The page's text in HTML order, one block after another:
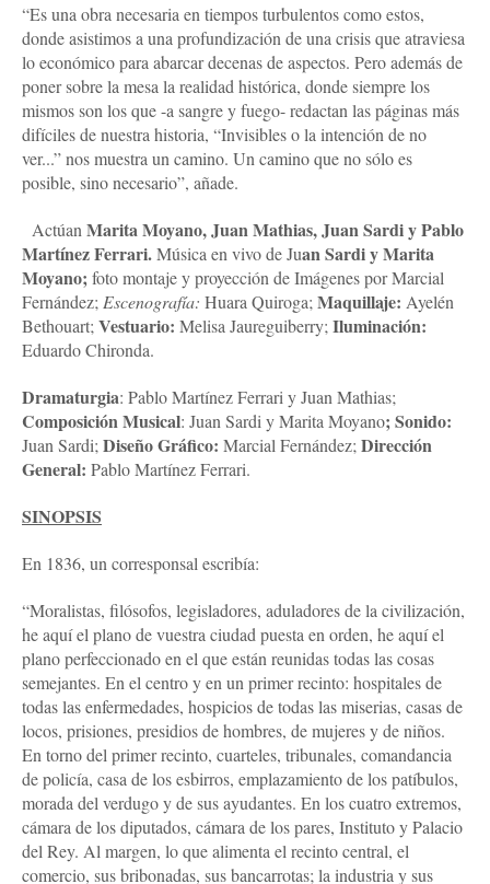
“Es una obra necesaria en tiempos turbulentos como estos,
donde asistimos a una profundización de una crisis que atraviesa
lo económico para abarcar decenas de aspectos. Pero además de
poner sobre la mesa la realidad histórica, donde siempre los
mismos son los que -a sangre y fuego- redactan las páginas más
difíciles de nuestra historia, “Invisibles o la intención de no
ver...” nos muestra un camino. Un camino que no sólo es
posible, sino necesario”, añade.
Actúan Marita Moyano, Juan Mathias, Juan Sardi y Pablo
Martínez Ferrari.Música en vivo de Juan Sardi y Marita
Moyano;foto montaje y proyección de Imágenes por Marcial
Fernández; Escenografía: Huara Quiroga; Maquillaje: Ayelén
Bethouart; Vestuario: Melisa Jaureguiberry; Iluminación:
Eduardo Chironda.
Dramaturgia: Pablo Martínez Ferrari y Juan Mathias;
Composición Musical: Juan Sardi y Marita Moyano; Sonido:
Juan Sardi; Diseño Gráfico: Marcial Fernández; Dirección
General: Pablo Martínez Ferrari.
SINOPSIS
En 1836, un corresponsal escribía:
“Moralistas, filósofos, legisladores, aduladores de la civilización,
he aquí el plano de vuestra ciudad puesta en orden, he aquí el
plano perfeccionado en el que están reunidas todas las cosas
semejantes. En el centro y en un primer recinto: hospitales de
todas las enfermedades, hospicios de todas las miserias, casas de
locos, prisiones, presidios de hombres, de mujeres y de niños.
En torno del primer recinto, cuarteles, tribunales, comandancia
de policía, casa de los esbirros, emplazamiento de los patíbulos,
morada del verdugo y de sus ayudantes. En los cuatro extremos,
cámara de los diputados, cámara de los pares, Instituto y Palacio
del Rey. Al margen, lo que alimenta el recinto central, el
comercio, sus bribonadas, sus bancarrotas; la industria y sus